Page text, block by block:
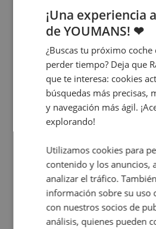
calificación con cinco
efectivo sistema de
para detectar a otros
carretera.
Alfa Romeo Tonale
El Alfa Romeo Tonale
puntuación en
impacto lateral y
destacando en
Kia EV6
Kia EV6es uno de los
más seguros de 2023,
buena protección
latigazo cervical en
¡Una experiencia
de YOUMANS! ❤
¿Buscas tu próximo
perder tiempo? Deja que
que te interesa: cookies
búsquedas más precisas,
y navegación más ágil.
explorando!
Utilizamos cookies para
contenido y los anuncios,
analizar el tráfico.
información sobre su uso
con nuestros socios de
análisis, quienes pueden